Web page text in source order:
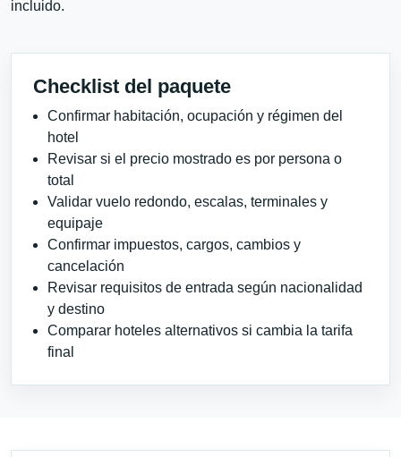
incluido.
Checklist del paquete
Confirmar habitación, ocupación y régimen del
hotel
Revisar si el precio mostrado es por persona o
total
Validar vuelo redondo, escalas, terminales y
equipaje
Confirmar impuestos, cargos, cambios y
cancelación
Revisar requisitos de entrada según nacionalidad
y destino
Comparar hoteles alternativos si cambia la tarifa
final